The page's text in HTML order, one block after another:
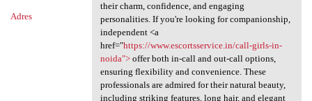
Adres
their charm, confidence, and engaging
personalities. If you're looking for companionship,
independent <a
href="https://www.escortsservice.in/call-girls-in-
noida">offer both in-call and out-call options,
ensuring flexibility and convenience. These
professionals are admired for their natural beauty,
including striking features, long hair, and elegant